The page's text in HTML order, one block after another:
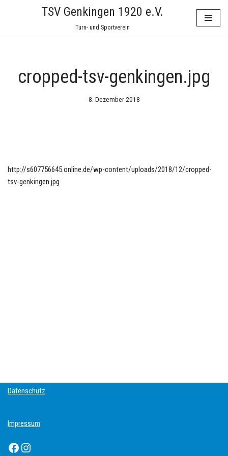
TSV Genkingen 1920 e.V.
Turn- und Sportverein
cropped-tsv-genkingen.jpg
8. Dezember 2018
http://s607756645.online.de/wp-content/uploads/2018/12/cropped-
tsv-genkingen.jpg
Datenschutz
Impressum